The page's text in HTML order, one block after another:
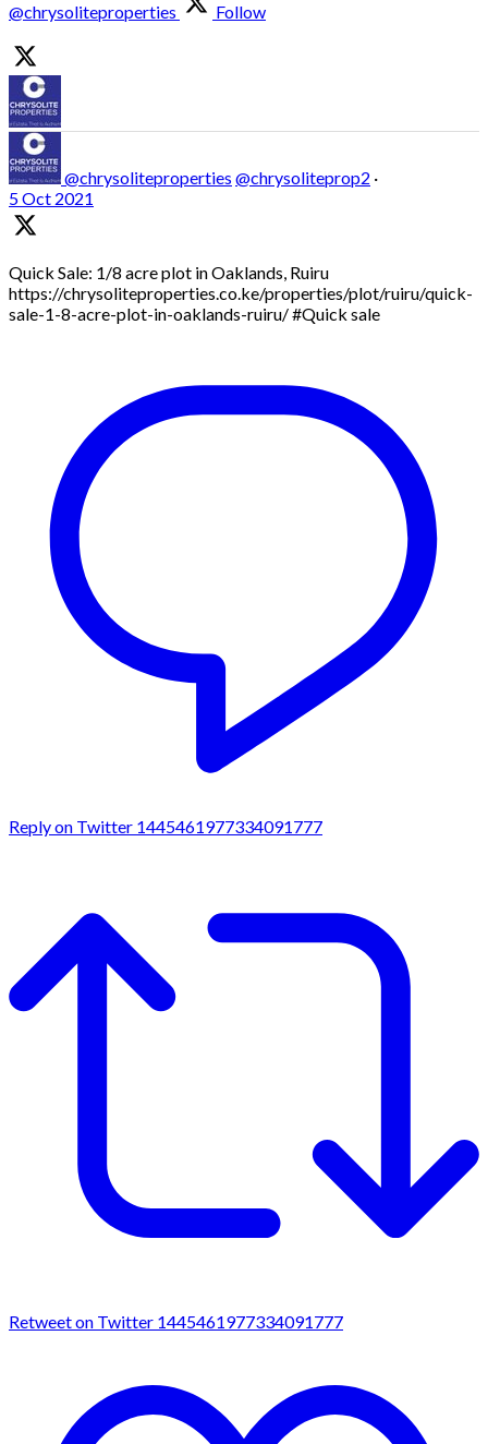
@chrysoliteproperties Follow
@chrysoliteproperties @chrysoliteprop2 ·
5 Oct 2021
Quick Sale: 1/8 acre plot in Oaklands, Ruiru
https://chrysoliteproperties.co.ke/properties/plot/ruiru/quick-
sale-1-8-acre-plot-in-oaklands-ruiru/ #Quick sale
Reply on Twitter 1445461977334091777
Retweet on Twitter 1445461977334091777